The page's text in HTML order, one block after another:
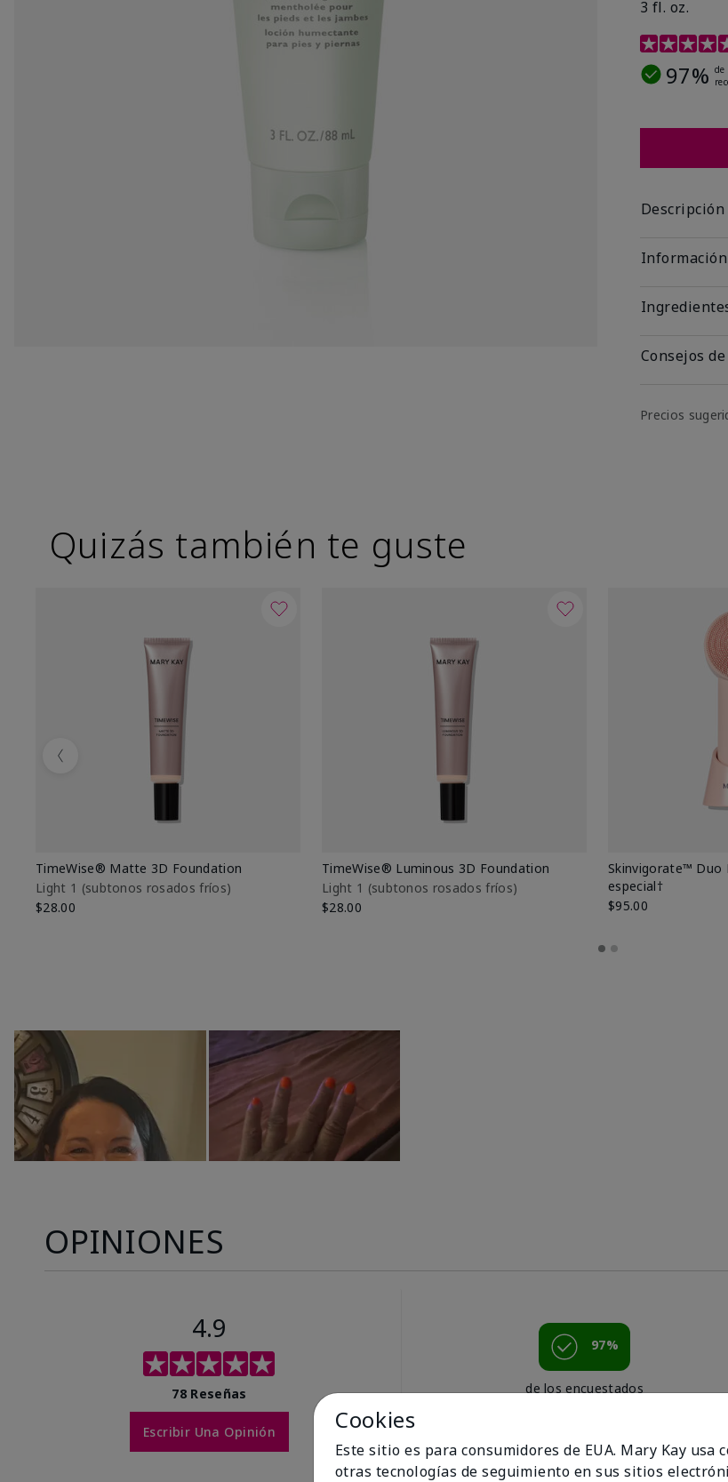
3 fl. oz.
Calificación
97% de
Consejos
Precios
Quizás también te guste
TimeWise® Matte 3D Foundation
Light 1​ (subtonos rosados fríos)
$28.00
TimeWise® Luminous 3D Foundation
Light 1​ (subtonos rosados fríos)
$28.00
Skinvigorate™ Duo
especial†
$95.00
Previous
OPINIONES
4.9
78 Reseñas
Escribir Una Opinión
97%
de los encuestados
Cookies
Este sitio es para consumidores de EUA. Mary Kay usa
otras tecnologías de seguimiento en sus sitios